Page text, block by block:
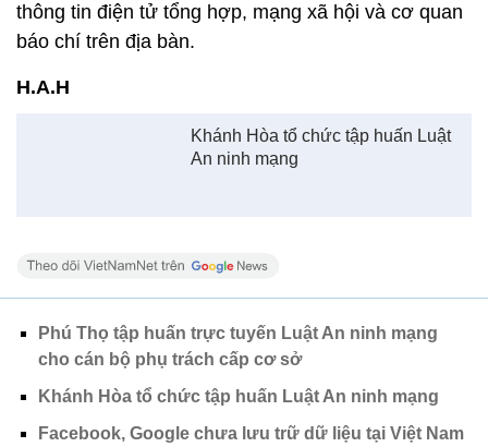
Phú Thọ tập huấn trực tuyến Luật An ninh mạng
cho cán bộ phụ trách cấp cơ sở